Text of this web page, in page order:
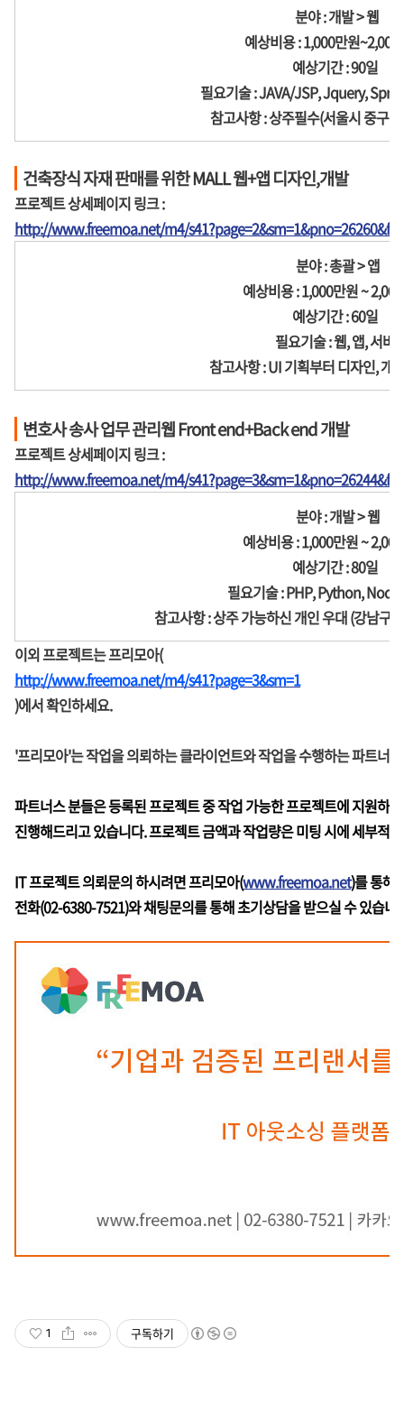
분야 : 개발 > 웹
예상비용 : 1,000만원
예상기간 : 90일
필요기술 : JAVA/JSP, Jquery,
참고사항 : 상주필수(서울시 중구
건축장식 자재 판매를 위한 MALL 웹+앱 디자인,개발
프로젝트 상세페이지 링크 :
http://www.freemoa.net/m4/
분야 : 총괄 > 앱
예상비용 : 1,000만원 ~
예상기간 : 60일
필요기술 : 웹, 앱, 서버
참고사항 : UI 기획부터 디자인, 개
변호사 송사 업무 관리웹 Front end+Back end 개발
프로젝트 상세페이지 링크 :
http://www.freemoa.net/m4/
분야 : 개발 > 웹
예상비용 : 1,000만원 ~
예상기간 : 80일
필요기술 : PHP, Python,
참고사항 : 상주 가능하신 개인 우대 (강남구
이외 프로젝트는 프리모아(
http://www.freemoa.net/m4/s41?page=3&sm=1
)에서 확인하세요.
'프리모아'는 작업을 의뢰하는 클라이언트와 작업을 수행하는 파트너
파트너스 분들은 등록된 프로젝트 중 작업 가능한 프로젝트에 지원하
진행해드리고 있습니다. 프로젝트 금액과 작업량은 미팅 시에 세부적
IT 프로젝트 의뢰문의 하시려면 프리모아(www.freemoa.net)를 통해
전화(02-6380-7521)와 채팅문의를 통해 초기상담을 받으실 수 있습니
1 구독하기